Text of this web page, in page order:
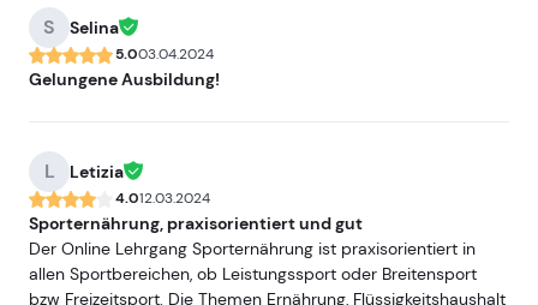
S Selina
5.003.04.2024
Gelungene Ausbildung!
L Letizia
4.012.03.2024
Sporternährung, praxisorientiert und gut
Der Online Lehrgang Sporternährung ist praxisorientiert in
allen Sportbereichen, ob Leistungssport oder Breitensport
bzw Freizeitsport. Die Themen Ernährung, Flüssigkeitshaushalt